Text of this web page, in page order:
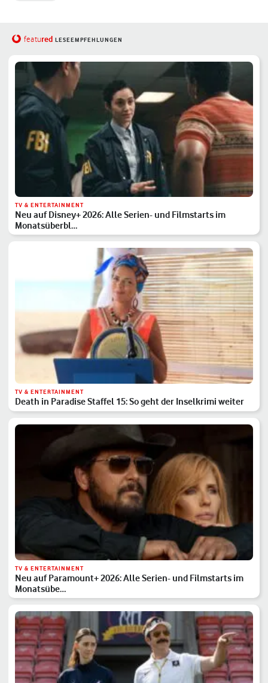
featured LESEEMPFEHLUNGEN
TV & ENTERTAINMENT
Neu auf Disney+ 2026: Alle Serien- und Filmstarts im
Monatsüberbl…
TV & ENTERTAINMENT
Death in Paradise Staffel 15: So geht der Inselkrimi weiter
TV & ENTERTAINMENT
Neu auf Paramount+ 2026: Alle Serien- und Filmstarts im
Monatsübe…